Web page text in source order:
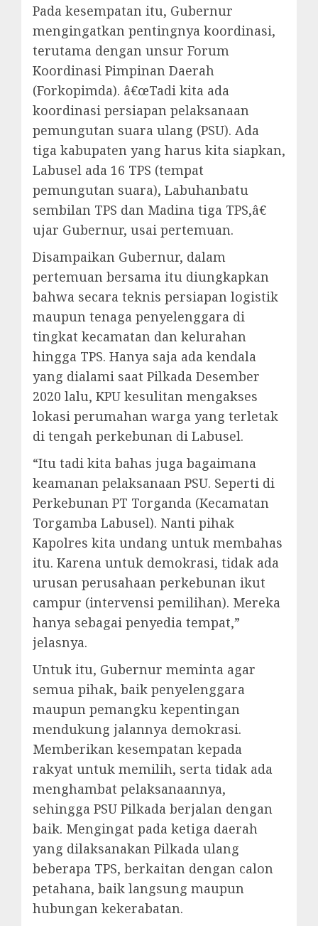
Pada kesempatan itu, Gubernur
mengingatkan pentingnya koordinasi,
terutama dengan unsur Forum
Koordinasi Pimpinan Daerah
(Forkopimda). â€œTadi kita ada
koordinasi persiapan pelaksanaan
pemungutan suara ulang (PSU). Ada
tiga kabupaten yang harus kita siapkan,
Labusel ada 16 TPS (tempat
pemungutan suara), Labuhanbatu
sembilan TPS dan Madina tiga TPS,â€
ujar Gubernur, usai pertemuan.
Disampaikan Gubernur, dalam
pertemuan bersama itu diungkapkan
bahwa secara teknis persiapan logistik
maupun tenaga penyelenggara di
tingkat kecamatan dan kelurahan
hingga TPS. Hanya saja ada kendala
yang dialami saat Pilkada Desember
2020 lalu, KPU kesulitan mengakses
lokasi perumahan warga yang terletak
di tengah perkebunan di Labusel.
“Itu tadi kita bahas juga bagaimana
keamanan pelaksanaan PSU. Seperti di
Perkebunan PT Torganda (Kecamatan
Torgamba Labusel). Nanti pihak
Kapolres kita undang untuk membahas
itu. Karena untuk demokrasi, tidak ada
urusan perusahaan perkebunan ikut
campur (intervensi pemilihan). Mereka
hanya sebagai penyedia tempat,”
jelasnya.
Untuk itu, Gubernur meminta agar
semua pihak, baik penyelenggara
maupun pemangku kepentingan
mendukung jalannya demokrasi.
Memberikan kesempatan kepada
rakyat untuk memilih, serta tidak ada
menghambat pelaksanaannya,
sehingga PSU Pilkada berjalan dengan
baik. Mengingat pada ketiga daerah
yang dilaksanakan Pilkada ulang
beberapa TPS, berkaitan dengan calon
petahana, baik langsung maupun
hubungan kekerabatan.